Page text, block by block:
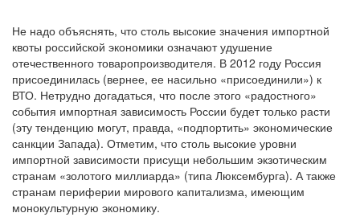
Не надо объяснять, что столь высокие значения импортной
квоты российской экономики означают удушение
отечественного товаропроизводителя. В 2012 году Россия
присоединилась (вернее, ее насильно «присоединили») к
ВТО. Нетрудно догадаться, что после этого «радостного»
события импортная зависимость России будет только расти
(эту тенденцию могут, правда, «подпортить» экономические
санкции Запада). Отметим, что столь высокие уровни
импортной зависимости присущи небольшим экзотическим
странам «золотого миллиарда» (типа Люксембурга). А также
странам периферии мирового капитализма, имеющим
монокультурную экономику.